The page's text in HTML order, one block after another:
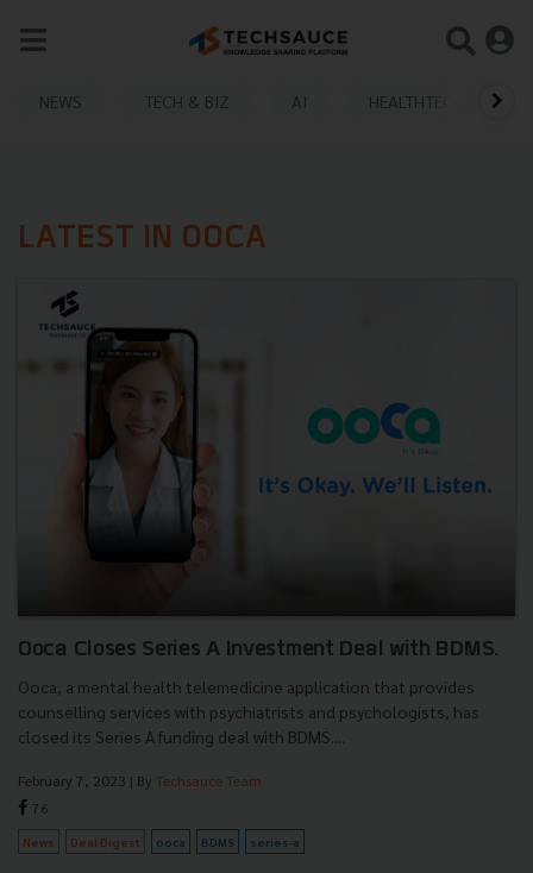
NEWS TECH & BIZ AI HEALTHTECH
LATEST IN OOCA
Ooca Closes Series A Investment Deal with BDMS.
Ooca, a mental health telemedicine application that provides
counselling services with psychiatrists and psychologists, has
closed its Series A funding deal with BDMS....
February 7, 2023 | By Techsauce Team
76
News Deal Digest ooca BDMS series-a